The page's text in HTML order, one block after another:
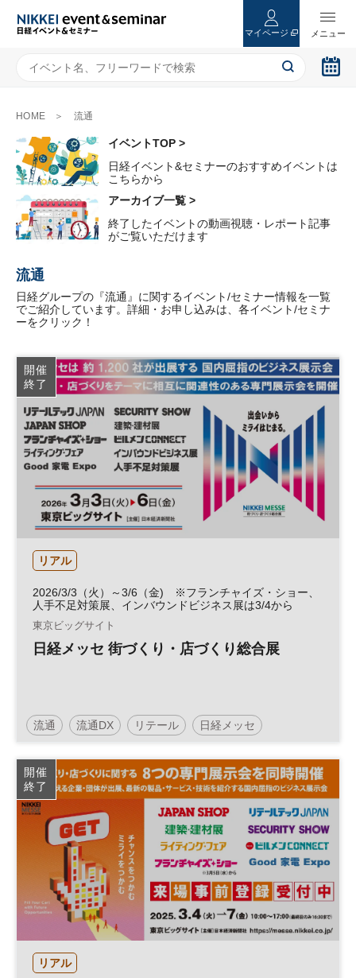
マイページ
HOME 流通
イベントTOP >
日経イベント&セミナーのおすすめイベントは
こちらから
アーカイブ一覧 >
終了したイベントの動画視聴・レポート記事
がご覧いただけます
流通
日経グループの『流通』に関するイベント/セミナー情報を一覧
でご紹介しています。詳細・お申し込みは、各イベント/セミナ
ーをクリック！
開催
終了
リアル
2026/3/3（火）～3/6（金) ※フランチャイズ・ショー、
人手不足対策展、インバウンドビジネス展は3/4から
東京ビッグサイト
日経メッセ 街づくり・店づくり総合展
流通 流通DX リテール 日経メッセ
セキュリティ インバウンド 人手不足
リテールテック フランチャイズ 街づくり
開催
終了
リアル